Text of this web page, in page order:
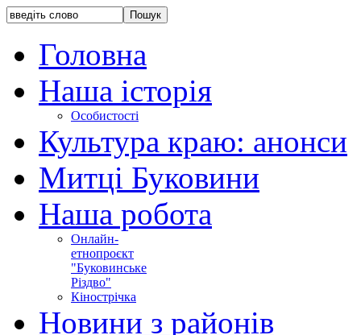
Головна
Наша історія
Особистості
Культура краю: анонси
Митці Буковини
Наша робота
Онлайн-
етнопроєкт
"Буковинське
Різдво"
Кінострічка
Новини з районів